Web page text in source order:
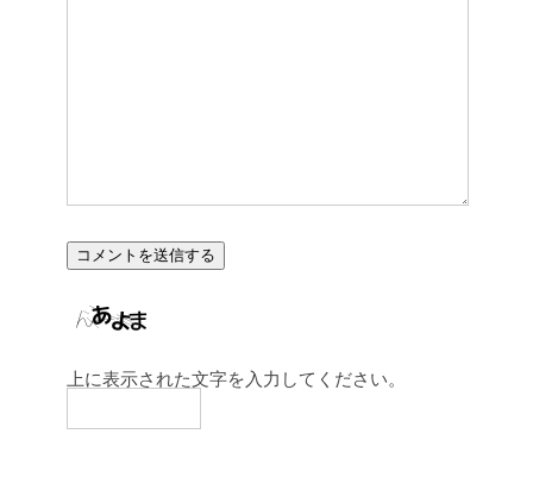
上に表示された文字を入力してください。